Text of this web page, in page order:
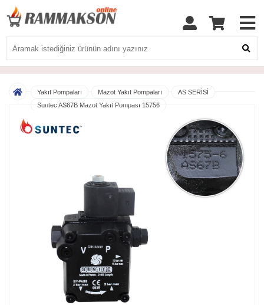
Yakıt Pompaları Mazot Yakıt Pompaları
AS SERİSİ
Suntec AS67B Mazot Yakıt Pompası 15756